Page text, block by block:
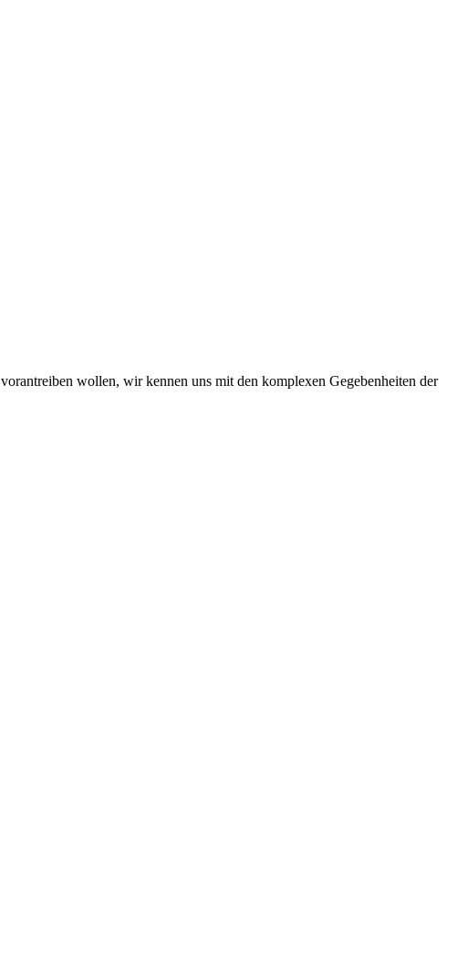
wollen, wir kennen uns mit den komplexen Gegebenheiten der